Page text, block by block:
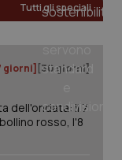
Tutti gli speciali
giorni] [30 giorni]
dell'ondata: il 7
rosso, l'8